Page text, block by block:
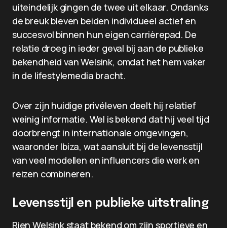
uiteindelijk gingen de twee uit elkaar. Ondanks
de breuk bleven beiden individueel actief en
succesvol binnen hun eigen carrièrepad. De
relatie droeg in ieder geval bij aan de publieke
bekendheid van Welsink, omdat het hem vaker
in de lifestylemedia bracht.
Over zijn huidige privéleven deelt hij relatief
weinig informatie. Wel is bekend dat hij veel tijd
doorbrengt in internationale omgevingen,
waaronder Ibiza, wat aansluit bij de levensstijl
van veel modellen en influencers die werk en
reizen combineren.
Levensstijl en publieke uitstraling
Rien Welsink staat bekend om zijn sportieve en